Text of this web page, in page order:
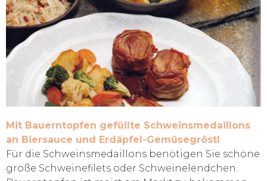
Mit Bauerntopfen gefüllte Schweinsmedaillons
an Biersauce und Erdäpfel-Gemüsegröstl
Für die Schweinsmedaillons benötigen Sie schöne
große Schweinefilets oder Schweinelendchen.